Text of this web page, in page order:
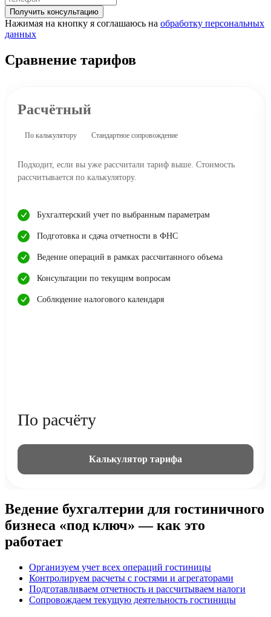
Получить консультацию
Нажимая на кнопку я соглашаюсь на обработку персональных
данных
Сравнение тарифов
Расчётный
По калькулятору Стандартное сопровождение
Подходит, если вы уже рассчитали тариф выше. Стоимость
рассчитывается по калькулятору.
Бухгалтерский учет по выбранным параметрам
Подготовка и сдача отчетности в ФНС
Ведение операций в рамках рассчитанного объема
Консультации по текущим вопросам
Соблюдение налогового календаря
По расчёту
Калькулятор тарифа
Ведение бухгалтерии для гостиничного
бизнеса «под ключ» — как это
работает
Организуем учет всех операций гостиницы
Контролируем расчеты с гостями и агрегаторами
Подготавливаем отчетность и рассчитываем налоги
Сопровождаем текущую деятельность гостиницы